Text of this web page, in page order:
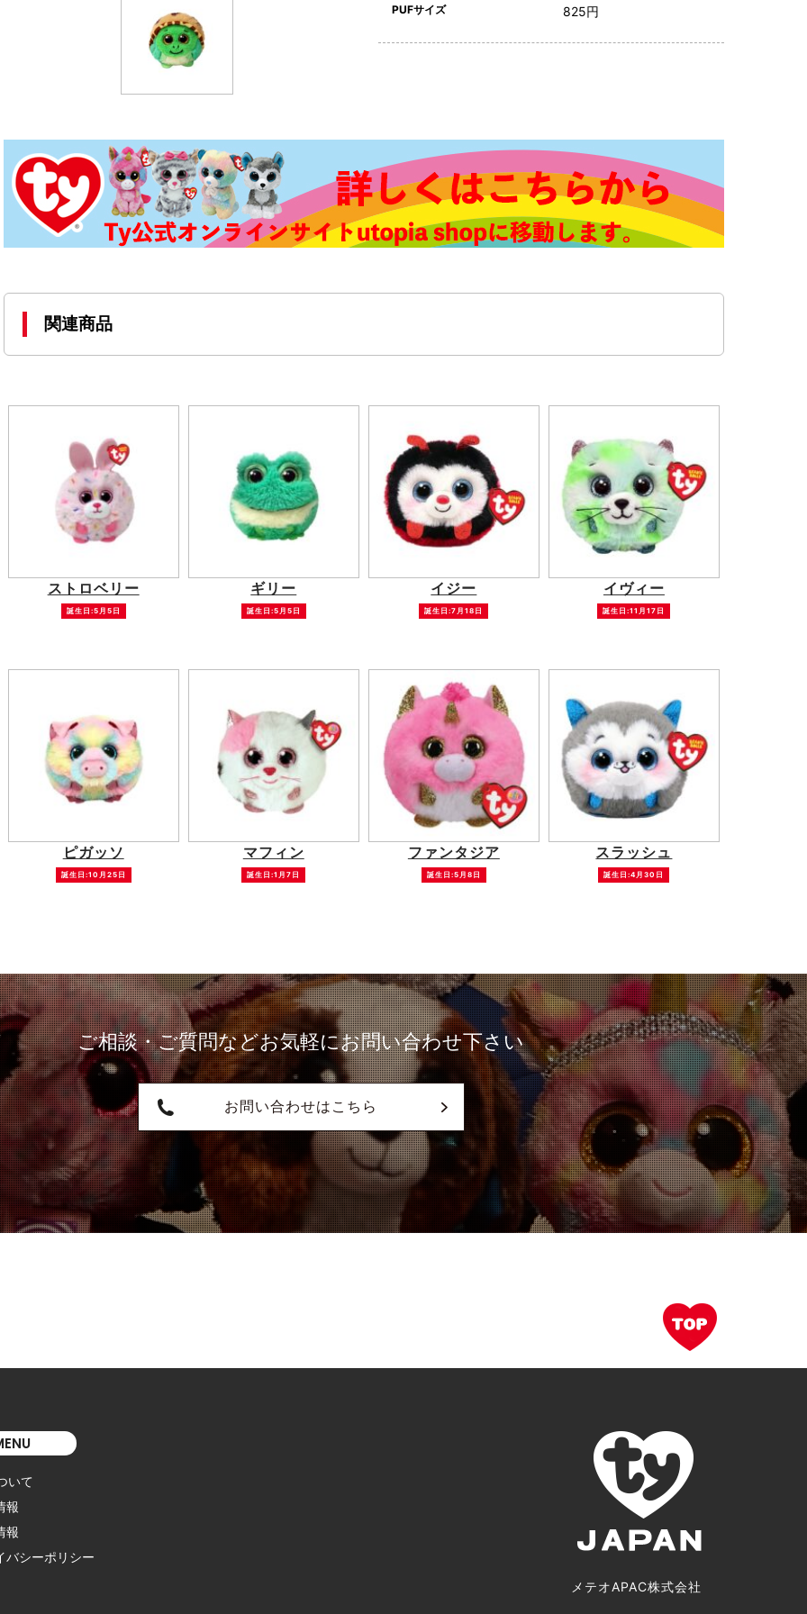
PUFサイズ 825円
関連商品
ストロベリー
誕生日:5月5日
ギリー
誕生日:5月5日
イジー
誕生日:7月18日
イヴィー
誕生日:11月17日
ピガッソ
誕生日:10月25日
マフィン
誕生日:1月7日
ファンタジア
誕生日:5月8日
スラッシュ
誕生日:4月30日
ご相談・ご質問などお気軽にお問い合わせ下さい
お問い合わせはこちら
いて
報
報
バシーポリシー
メテオAPAC株式会社